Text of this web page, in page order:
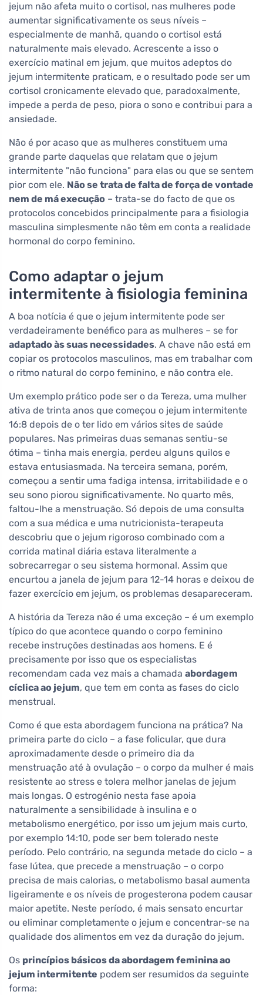
jejum não afeta muito o cortisol, nas mulheres pode
aumentar significativamente os seus níveis –
especialmente de manhã, quando o cortisol está
naturalmente mais elevado. Acrescente a isso o
exercício matinal em jejum, que muitos adeptos do
jejum intermitente praticam, e o resultado pode ser um
cortisol cronicamente elevado que, paradoxalmente,
impede a perda de peso, piora o sono e contribui para a
ansiedade.
Não é por acaso que as mulheres constituem uma
grande parte daquelas que relatam que o jejum
intermitente "não funciona" para elas ou que se sentem
pior com ele. Não se trata de falta de força de vontade
nem de má execução – trata-se do facto de que os
protocolos concebidos principalmente para a fisiologia
masculina simplesmente não têm em conta a realidade
hormonal do corpo feminino.
Como adaptar o jejum
intermitente à fisiologia feminina
A boa notícia é que o jejum intermitente pode ser
verdadeiramente benéfico para as mulheres – se for
adaptado às suas necessidades. A chave não está em
copiar os protocolos masculinos, mas em trabalhar com
o ritmo natural do corpo feminino, e não contra ele.
Um exemplo prático pode ser o da Tereza, uma mulher
ativa de trinta anos que começou o jejum intermitente
16:8 depois de o ter lido em vários sites de saúde
populares. Nas primeiras duas semanas sentiu-se
ótima – tinha mais energia, perdeu alguns quilos e
estava entusiasmada. Na terceira semana, porém,
começou a sentir uma fadiga intensa, irritabilidade e o
seu sono piorou significativamente. No quarto mês,
faltou-lhe a menstruação. Só depois de uma consulta
com a sua médica e uma nutricionista-terapeuta
descobriu que o jejum rigoroso combinado com a
corrida matinal diária estava literalmente a
sobrecarregar o seu sistema hormonal. Assim que
encurtou a janela de jejum para 12-14 horas e deixou de
fazer exercício em jejum, os problemas desapareceram.
A história da Tereza não é uma exceção – é um exemplo
típico do que acontece quando o corpo feminino
recebe instruções destinadas aos homens. E é
precisamente por isso que os especialistas
recomendam cada vez mais a chamada abordagem
cíclica ao jejum, que tem em conta as fases do ciclo
menstrual.
Como é que esta abordagem funciona na prática? Na
primeira parte do ciclo – a fase folicular, que dura
aproximadamente desde o primeiro dia da
menstruação até à ovulação – o corpo da mulher é mais
resistente ao stress e tolera melhor janelas de jejum
mais longas. O estrogénio nesta fase apoia
naturalmente a sensibilidade à insulina e o
metabolismo energético, por isso um jejum mais curto,
por exemplo 14:10, pode ser bem tolerado neste
período. Pelo contrário, na segunda metade do ciclo – a
fase lútea, que precede a menstruação – o corpo
precisa de mais calorias, o metabolismo basal aumenta
ligeiramente e os níveis de progesterona podem causar
maior apetite. Neste período, é mais sensato encurtar
ou eliminar completamente o jejum e concentrar-se na
qualidade dos alimentos em vez da duração do jejum.
Os princípios básicos da abordagem feminina ao
jejum intermitente podem ser resumidos da seguinte
forma: